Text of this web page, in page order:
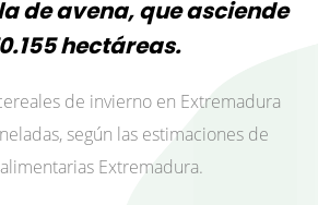
de avena, que asciende
hectáreas.
de invierno en Extremadura
según las estimaciones de
Extremadura.